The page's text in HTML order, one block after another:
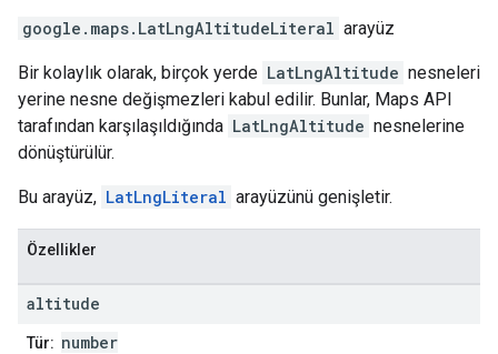
google.maps. LatLngAltitudeLiteral arayüz
Bir kolaylık olarak, birçok yerde LatLngAltitude nesneleri
yerine nesne değişmezleri kabul edilir. Bunlar, Maps API
tarafından karşılaşıldığında LatLngAltitude nesnelerine
dönüştürülür.
Bu arayüz, LatLngLiteral arayüzünü genişletir.
Özellikler
altitude
Tür: number